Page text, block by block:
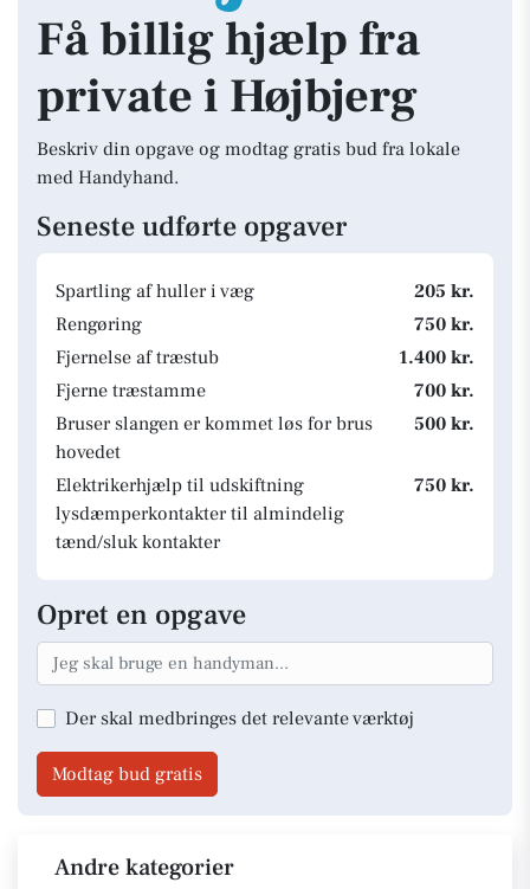
Få billig hjælp fra
private i Højbjerg
Beskriv din opgave og modtag gratis bud fra lokale
med Handyhand.
Seneste udførte opgaver
Spartling af huller i væg
205 kr.
Rengøring
750 kr.
Fjernelse af træstub
1.400 kr.
Fjerne træstamme
700 kr.
Bruser slangen er kommet løs for brus
hovedet
500 kr.
Elektrikerhjælp til udskiftning
lysdæmperkontakter til almindelig
tænd/sluk kontakter
750 kr.
Opret en opgave
Der skal medbringes det relevante værktøj
Modtag bud gratis
Andre kategorier